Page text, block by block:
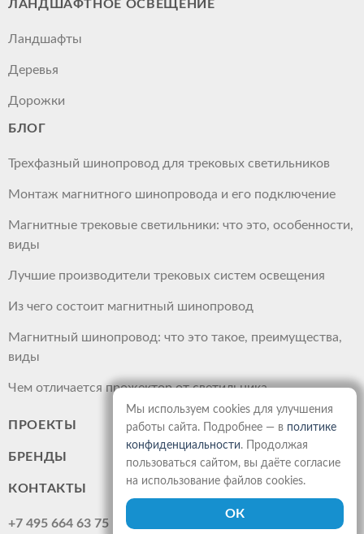
ЛАНДШАФТНОЕ ОСВЕЩЕНИЕ
Ландшафты
Деревья
Дорожки
БЛОГ
Трехфазный шинопровод для трековых светильников
Монтаж магнитного шинопровода и его подключение
Магнитные трековые светильники: что это, особенности,
виды
Лучшие производители трековых систем освещения
Из чего состоит магнитный шинопровод
Магнитный шинопровод: что это такое, преимущества,
виды
Чем отличается прожектор от светильника
ПРОЕКТЫ
БРЕНДЫ
КОНТАКТЫ
+7 495 664 63 75
Мы используем cookies для улучшения
работы сайта. Подробнее — в политике
конфиденциальности. Продолжая
пользоваться сайтом, вы даёте согласие
на использование файлов cookies.